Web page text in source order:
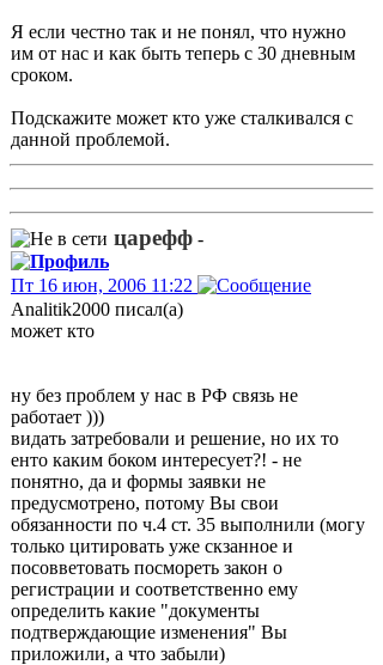
Я если честно так и не понял, что нужно
им от нас и как быть теперь с 30 дневным
сроком.
Подскажите может кто уже сталкивался с
данной проблемой.
царефф -
Пт 16 июн, 2006 11:22
Analitik2000 писал(а)
может кто
ну без проблем у нас в РФ связь не
работает )))
видать затребовали и решение, но их то
енто каким боком интересует?! - не
понятно, да и формы заявки не
предусмотрено, потому Вы свои
обязанности по ч.4 ст. 35 выполнили (могу
только цитировать уже скзанное и
посовветовать посмореть закон о
регистрации и соответственно ему
определить какие "документы
подтверждающие изменения" Вы
приложили, а что забыли)